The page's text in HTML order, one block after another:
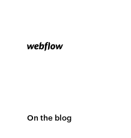
On the blog